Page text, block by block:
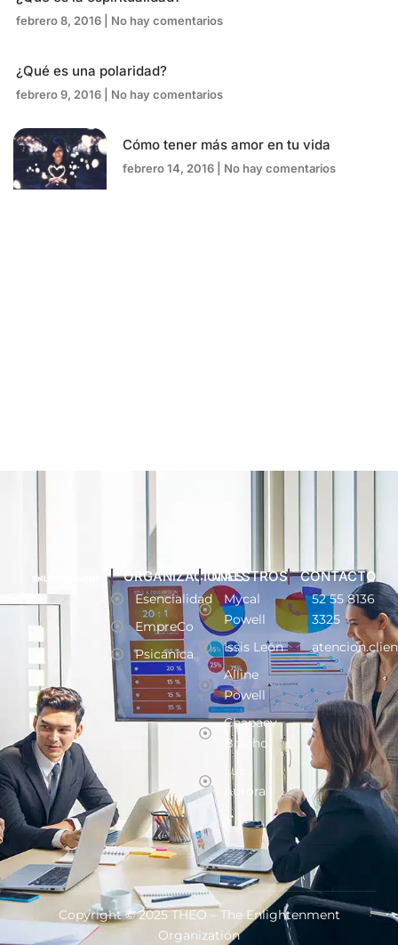
febrero 8, 2016 No hay comentarios
¿Qué es una polaridad?
febrero 9, 2016 No hay comentarios
Cómo tener más amor en tu vida
febrero 14, 2016 No hay comentarios
ORGANIZACIONES
Esencialidad
EmpreCo
Psicánica
MAESTROS
Mycal
Powell
Issis León
Alline
Powell
Chapaev
Bracho
Luz
Aurora
CONTACTO
52 55 8136
3325
Copyright © 2025 THEO – The Enlightenment
Organization